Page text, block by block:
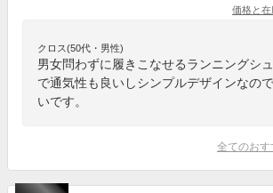
価格と在
クロス(50代・男性)
男女問わずに履きこなせるランニングシ
で通気性も良いしシンプルデザインなの
いです。
全てのおす